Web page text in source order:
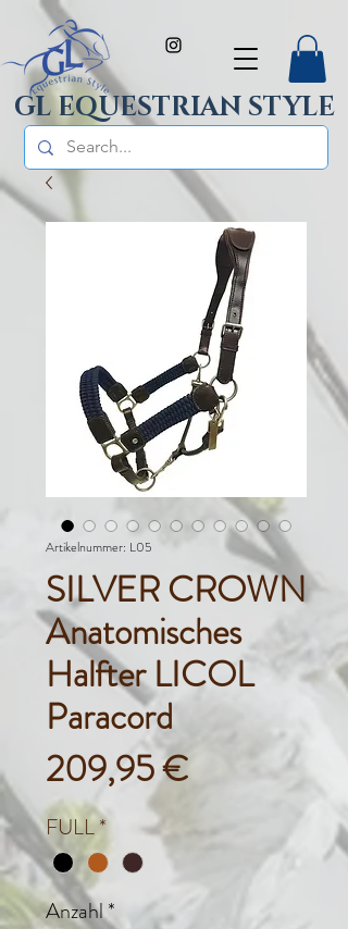
GL EQUESTRIAN STYLE
Artikelnummer: L05
SILVER CROWN
Anatomisches
Halfter LICOL
Paracord
209,95 €Preis
FULL*
Anzahl*